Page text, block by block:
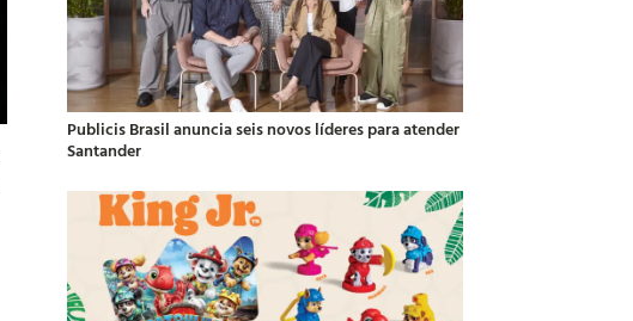
Publicis Brasil anuncia seis novos líderes para atender
Santander